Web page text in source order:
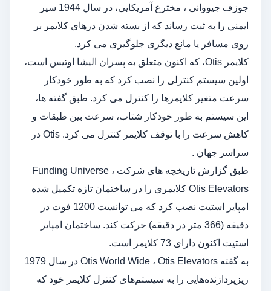
جوزف جیووانی ، مخترع آمریکایی، در سال 1944 سپر
ایمنی را به ثبت رساند که از بسته شدن درهای کلایمر بر
روی مسافر یا مانع دیگری جلوگیری می کرد.
کلایمر Otis، که اکنون متعلق به پسران الیشا اوتیس است،
اولین سیستم کنترلی را نصب کرد که به طور خودکار
سرعت متغیر کلایمرها را کنترل می کرد. طبق گفته ها،
این سیستم به طور خودکار شتاب، سرعت بین طبقات و
کاهش سرعت را با توقف کلایمر کنترل می کرد. Otis در
سراسر جهان .
طبق گزارش تاریخچه های شرکت Funding Universe ،
Otis Elevators کلایمری را در ساختمان تازه تکمیل شده
امپایر استیت نصب کرد که می توانست 1200 فوت در
دقیقه (366 متر در دقیقه) حرکت کند. ساختمان امپایر
استیت اکنون دارای 73 کلایمر است.
به گفته Otis World Wide ، Otis Elevators در سال 1979
ریزپردازنده‌هایی را به سیستم‌های کنترل کلایمر خود که